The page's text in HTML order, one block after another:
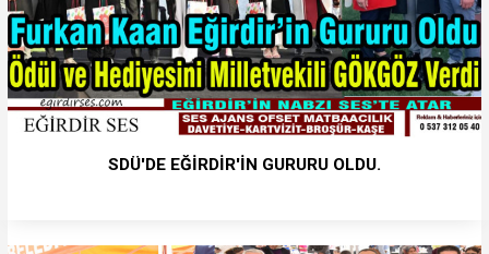
SDÜ'DE EĞİRDİR'İN GURURU OLDU.